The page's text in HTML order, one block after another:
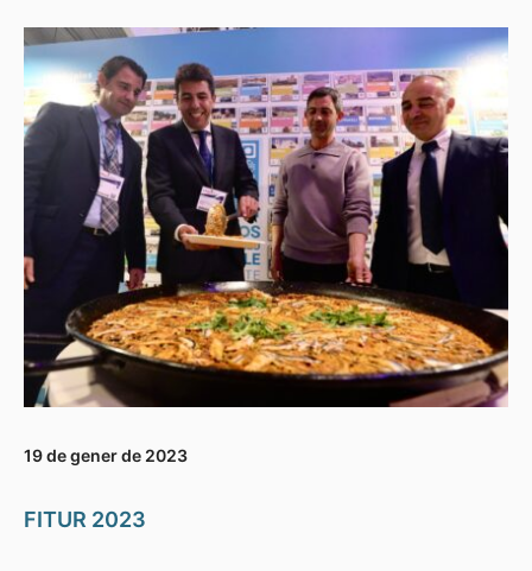
19 de gener de 2023
FITUR 2023